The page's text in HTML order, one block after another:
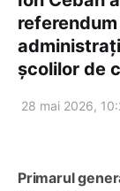
școlilor de
28 mai 2026,
Primarul